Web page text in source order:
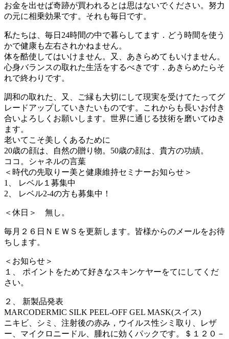
お金を出せば奇跡が買われるとは思はないでください。努力
の元に相乗効果です。それも毎日です。
私たちは、毎日24時間の中で暮らしてます．どう時間を使う
かで健康も左右されかねません。
体を酷使してはいけません。又、あきらめてもいけません。
心身バランスの取れた生活をするべきです．あきらめたらそ
れで終わりです。
調和の取れた、又、ご縁も大切にして現実を受けてたってグ
レードアップしていきたいものです。これからも長いお付き
合いよろしくお願いします。世界に通じる技術を磨いてゆき
ます。
老いてこそ美しくあるために
20歳の顔は、自然の贈り物。50歳の顔は、貴方の功績。
ココ。シャネルの言葉
＜時代の先取りー美と健康維持セミナーお知らせ＞
1、 レベル１募集中
2、 レベル2-4の方も募集中！
＜休日＞ 無し。
毎月２６日ＮＥＷＳを更新します。皆様からのメールをお待
ちします。
＜お知らせ＞
１、 ポイントをためて好きなスキンケヤーをてにしてくだ
さい。
２、 新製品発表
MARCODERMIC SILK PEEL-OFF GEL MASK(スイス)
ニキビ、シミ、注射後の赤み，ウイルス性シミ取り、レザ
ー、マイクロニードル、腫れに効くパックです。＄１２０－